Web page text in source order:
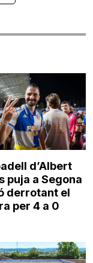
d’Albert
puja a Segona
derrotant el
per 4 a 0